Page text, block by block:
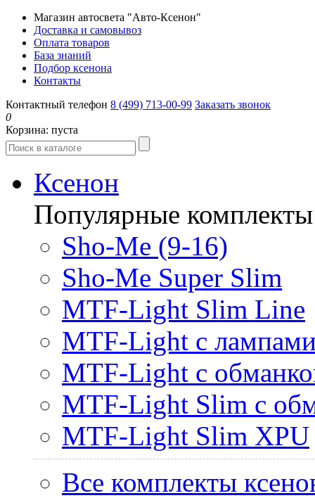
Магазин автосвета "Авто-Ксенон"
Доставка и самовывоз
Оплата товаров
База знаний
Подбор ксенона
Контакты
Контактный телефон 8 (499) 713-00-99 Заказать звонок
0
Корзина: пуста
Ксенон
Популярные комплекты
Sho-Me (9-16)
Sho-Me Super Slim
MTF-Light Slim Line
MTF-Light с
MTF-Light с
MTF-Light Slim с
MTF-Light Slim XPU
Все комплекты